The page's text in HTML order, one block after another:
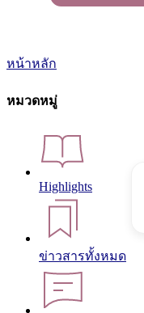
หน้าหลัก
หมวดหมู่
Highlights
ข่าวสารทั้งหมด